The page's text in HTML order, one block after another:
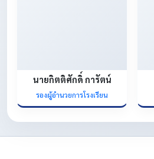
นายกิตติศักดิ์ การัตน์
รองผู้อำนวยการโรงเรียน